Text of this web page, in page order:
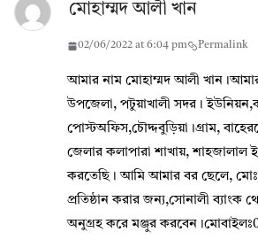
মোহাম্মদ আলী খান
02/06/2022 at 6:04 pm Permalink
আমার নাম মোহাম্মদ আলী খান।আমার
উপজেলা, পটুয়াখালী সদর।
পোস্টঅফিস,চৌদ্দবুড়িয়া।গ্রাম,
জেলার কলাপারা শাখায়, শাহজালাল
করতেছি। আমি আমার বর ছেলে,
প্রতিষ্ঠান করার জন্য,সোনালী ব্যাংক
অনুগ্রহ করে মঞ্জুর